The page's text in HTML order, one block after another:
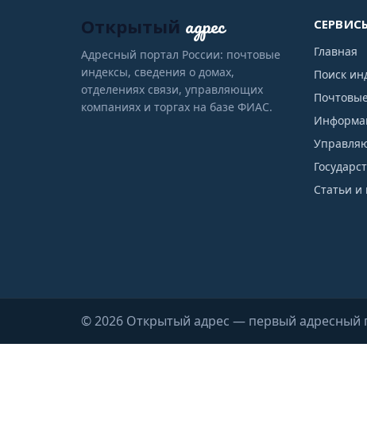
Открытый адрес
Адресный портал России: почтовые
индексы, сведения о домах,
отделениях связи, управляющих
компаниях и торгах на базе ФИАС.
Главная
Поиск
Статьи и
© 2026 Открытый адрес — первый адресный